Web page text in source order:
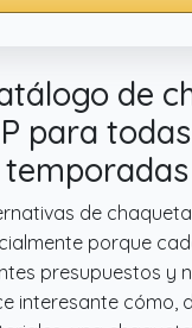
de
para
temporadas
de
porque
presupuestos y
interesante cómo,